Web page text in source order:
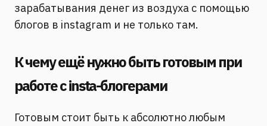
зарабатывания денег из воздуха с помощью
блогов в instagram и не только там.
К чему ещё нужно быть готовым при
работе с insta-блогерами
Готовым стоит быть к абсолютно любым